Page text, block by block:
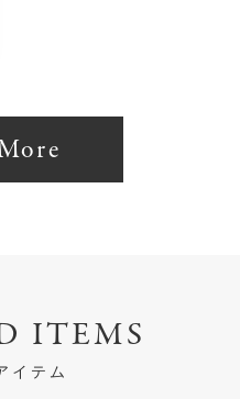
ITEMS
イテム